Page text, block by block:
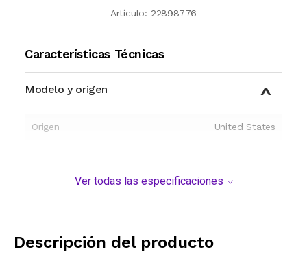
Artículo: 22898776
Características Técnicas
Modelo y origen
Origen United States
Ver todas las especificaciones
Descripción del producto